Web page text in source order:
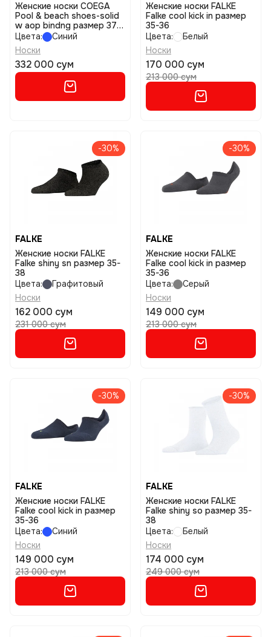
Женские носки COEGA
Pool & beach shoes-solid
w aop bindng размер 37-
38
Цвета:
Синий
Носки
332 000 сум
Женские носки FALKE
Falke cool kick in размер
35-36
Цвета:
Белый
Носки
170 000 сум
213 000 сум
-30%
FALKE
Женские носки FALKE
Falke shiny sn размер 35-
38
Цвета:
Графитовый
Носки
162 000 сум
231 000 сум
-30%
FALKE
Женские носки FALKE
Falke cool kick in размер
35-36
Цвета:
Серый
Носки
149 000 сум
213 000 сум
-30%
FALKE
Женские носки FALKE
Falke cool kick in размер
35-36
Цвета:
Синий
Носки
149 000 сум
213 000 сум
-30%
FALKE
Женские носки FALKE
Falke shiny so размер 35-
38
Цвета:
Белый
Носки
174 000 сум
249 000 сум